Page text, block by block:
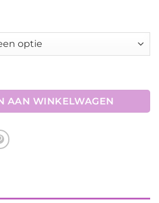
- navy aantal
AAN WINKELWAGEN